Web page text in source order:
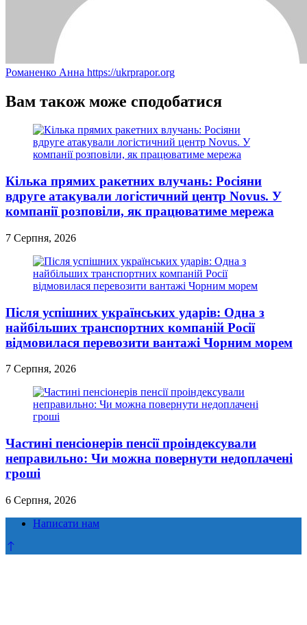
Романенко Анна https://ukrprapor.org
Вам також може сподобатися
Кілька прямих ракетних влучань: Росіяни
вдруге атакували логістичний центр Novus. У
компанії розповіли, як працюватиме мережа
7 Серпня, 2026
Після успішних українських ударів: Одна з
найбільших транспортних компаній Росії
відмовилася перевозити вантажі Чорним морем
7 Серпня, 2026
Частині пенсіонерів пенсії проіндексували
неправильно: Чи можна повернути недоплачені
гроші
6 Серпня, 2026
Написати нам
Прокрутка
до